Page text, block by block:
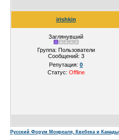
irishkin
Заглянувший
Группа: Пользователи
Сообщений: 3
Репутация:0
Статус: Offline
Русский Форум Монреаля, Квебека и Канады